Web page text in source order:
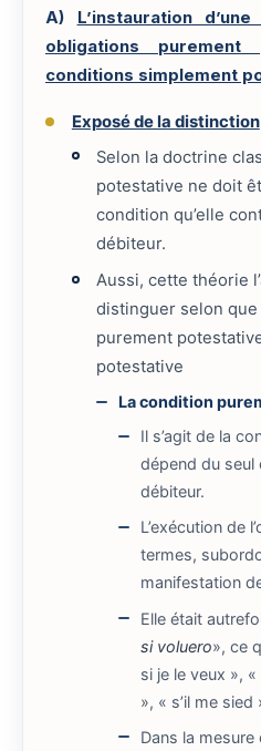
A) L’instauration
obligations
conditions simplement
Exposé de la distinction
Selon la doctrine
potestative ne doit
condition qu’elle
débiteur.
Aussi, cette théorie
distinguer selon
purement
potestative
La condition
Il s’agit de la
dépend du seul
débiteur.
L’exécution de
termes,
manifestation
Elle était
si voluero», ce
si je le veux »,
», « s’il me sied
Dans la